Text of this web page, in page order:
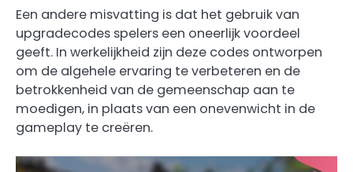
Een andere misvatting is dat het gebruik van
upgradecodes spelers een oneerlijk voordeel
geeft. In werkelijkheid zijn deze codes ontworpen
om de algehele ervaring te verbeteren en de
betrokkenheid van de gemeenschap aan te
moedigen, in plaats van een onevenwicht in de
gameplay te creëren.